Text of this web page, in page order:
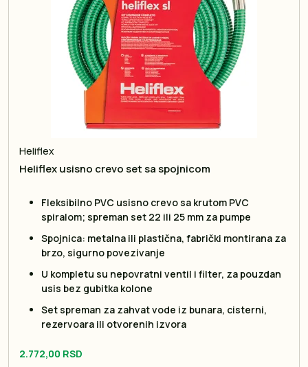
Heliflex
Heliflex usisno crevo set sa spojnicom
Fleksibilno PVC usisno crevo sa krutom PVC
spiralom; spreman set 22 ili 25 mm za pumpe
Spojnica: metalna ili plastična, fabrički montirana za
brzo, sigurno povezivanje
U kompletu su nepovratni ventil i filter, za pouzdan
usis bez gubitka kolone
Set spreman za zahvat vode iz bunara, cisterni,
rezervoara ili otvorenih izvora
2.772,00 RSD